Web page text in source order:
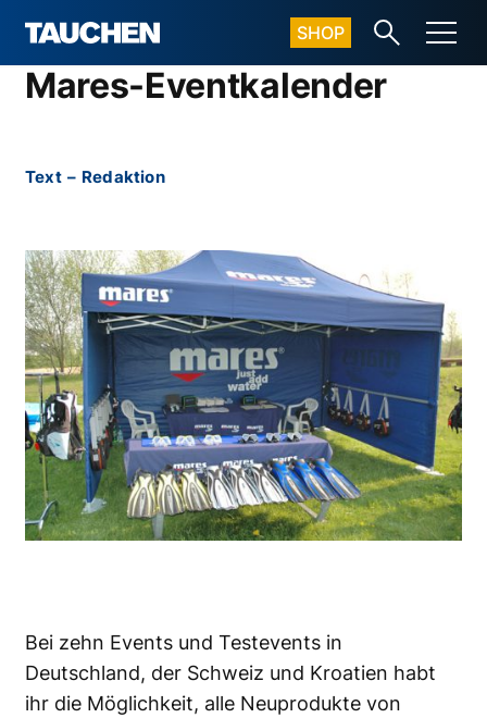
SHOP
Mares-Eventkalender
Text – Redaktion
Bei zehn Events und Testevents in
Deutschland, der Schweiz und Kroatien habt
ihr die Möglichkeit, alle Neuprodukte von